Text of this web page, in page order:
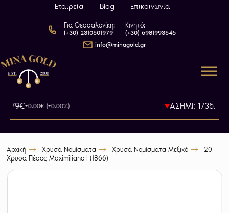
Εταιρεία Blog Επικοινωνία
Για Θεσσαλονίκη:
(+30) 2310501979
Κινητό:
(+30) 6981993546
info@minagold.gr
+0.00€ (+0.00%) ΑΣΗΜΙ: 1735.5€
Αρχική Χρυσά Νομίσματα Χρυσά Νομίσματα Μεξικό
20
Χρυσά Πέσος Maximiliano I (1866)